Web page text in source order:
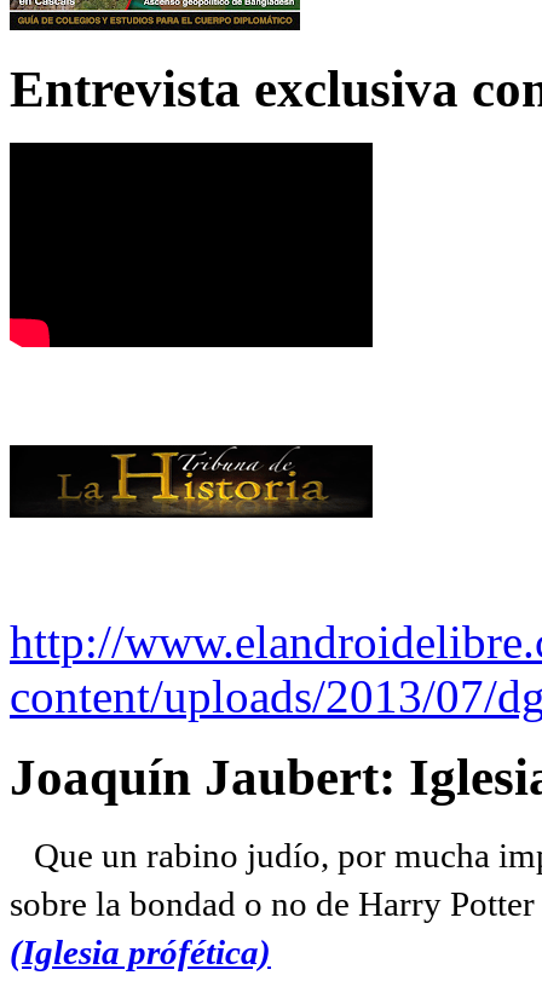
Entrevista exclusiva
http://
content/uploads/2013/07/
Joaquín Jaubert:
Que un rabino judío, por mucha
sobre la bondad o no de Harry
(Iglesia prófética)